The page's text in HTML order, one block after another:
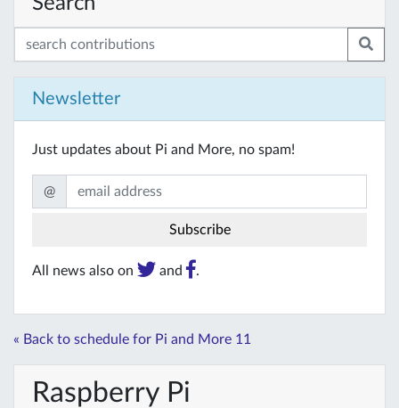
Newsletter
Just updates about Pi and More, no spam!
@
All news also on and .
« Back to schedule for Pi and More 11
Raspberry Pi